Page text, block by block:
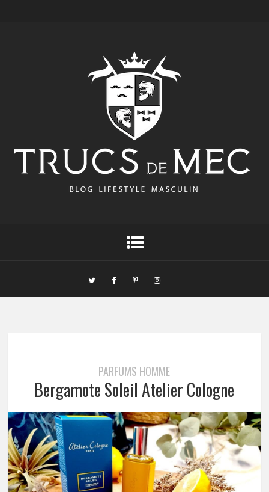
PARFUMS HOMME
Bergamote Soleil Atelier Cologne